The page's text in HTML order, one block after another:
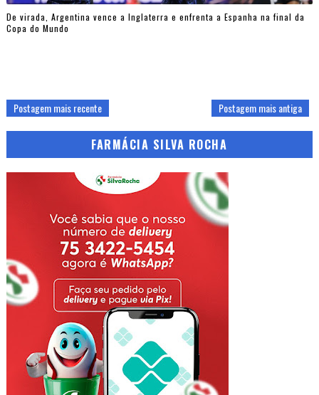
De virada, Argentina vence a Inglaterra e enfrenta a Espanha na final da
Copa do Mundo
Postagem mais recente Postagem mais antiga
FARMÁCIA SILVA ROCHA